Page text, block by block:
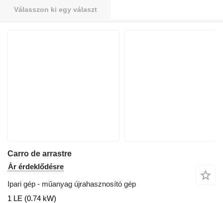
Válasszon ki egy választ
Carro de arrastre
Ár érdeklődésre
Ipari gép - műanyag újrahasznosító gép
1 LE (0.74 kW)